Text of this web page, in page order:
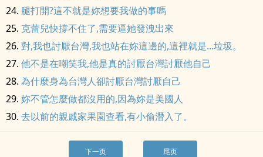
腿打開?這不就是妳想要我做的事嗎
克蕾兒快撐不住了,需要逼她發洩出來
對,我也討厭台灣,我也站在妳這邊的,這裡就是...垃圾。
他不是在嘲笑我,他是真的討厭台灣討厭他自己
為什麼身為台灣人卻討厭台灣討厭自己
妳不管怎麼做都沒用的,因為妳是美國人
去以前的親戚家果園查看,有小偷潛入了。
下一页 尾页